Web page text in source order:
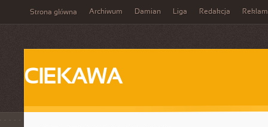
Strona główna Archiwum Damian Liga Redakcja
CIEKAWA